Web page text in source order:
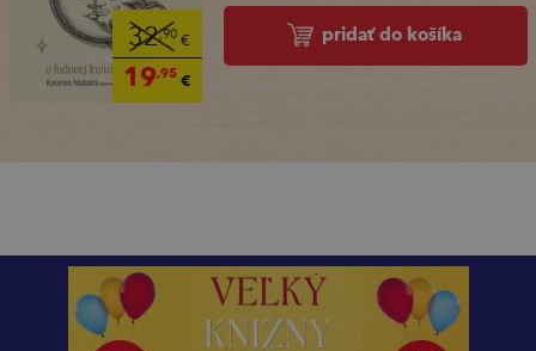
32,90€
19,95€
pridať do košíka